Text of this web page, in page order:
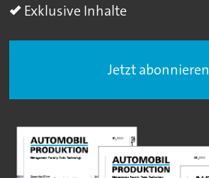
Exklusive Inhalte
Jetzt abonnieren